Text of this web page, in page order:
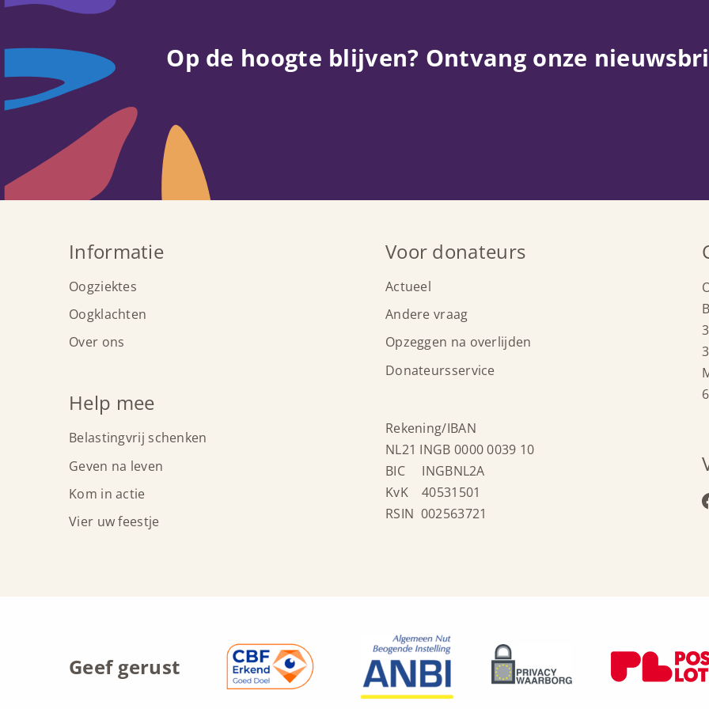
Op de hoogte blijven? Ontvang onze
Informatie
Oogziektes
Oogklachten
Over ons
Help mee
Belastingvrij schenken
Geven na leven
Kom in actie
Vier uw feestje
Voor donateurs
Actueel
Andere vraag
Opzeggen na overlijden
Donateursservice
Rekening/IBAN
NL21 INGB 0000 0039 10
BIC INGBNL2A
KvK 40531501
RSIN 002563721
Geef gerust